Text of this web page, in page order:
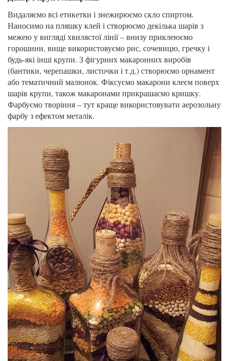
Видаляємо всі етикетки і знежирюємо скло спиртом.
Наносимо на пляшку клей і створюємо декілька шарів з
межею у вигляді хвилястої лінії – внизу приклеюємо
горошини, вище використовуємо рис, сочевицю, гречку і
будь-які інші крупи. З фігурних макаронних виробів
(бантики, черепашки, листочки і т.д.) створюємо орнамент
або тематичний малюнок. Фіксуємо макарони клеєм поверх
шарів крупи, також макаронами прикрашаємо кришку.
Фарбуємо творіння – тут краще використовувати аерозольну
фарбу з ефектом металік.